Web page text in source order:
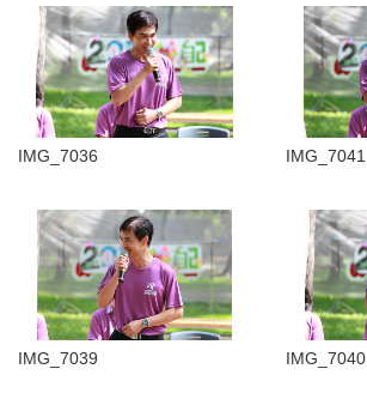
IMG_7036 IMG_7041
IMG_7039 IMG_7040